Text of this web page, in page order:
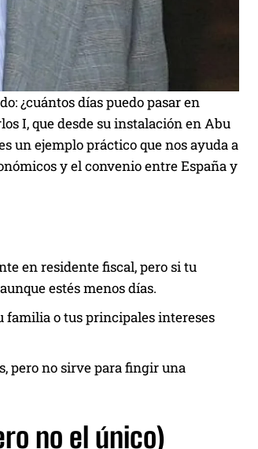
¿cuántos días puedo pasar en
I, que desde su instalación en Abu
un ejemplo práctico que nos ayuda a
y el convenio entre España y
en residente fiscal, pero si tu
estés menos días.
familia o tus principales intereses
pero no sirve para fingir una
no el único)